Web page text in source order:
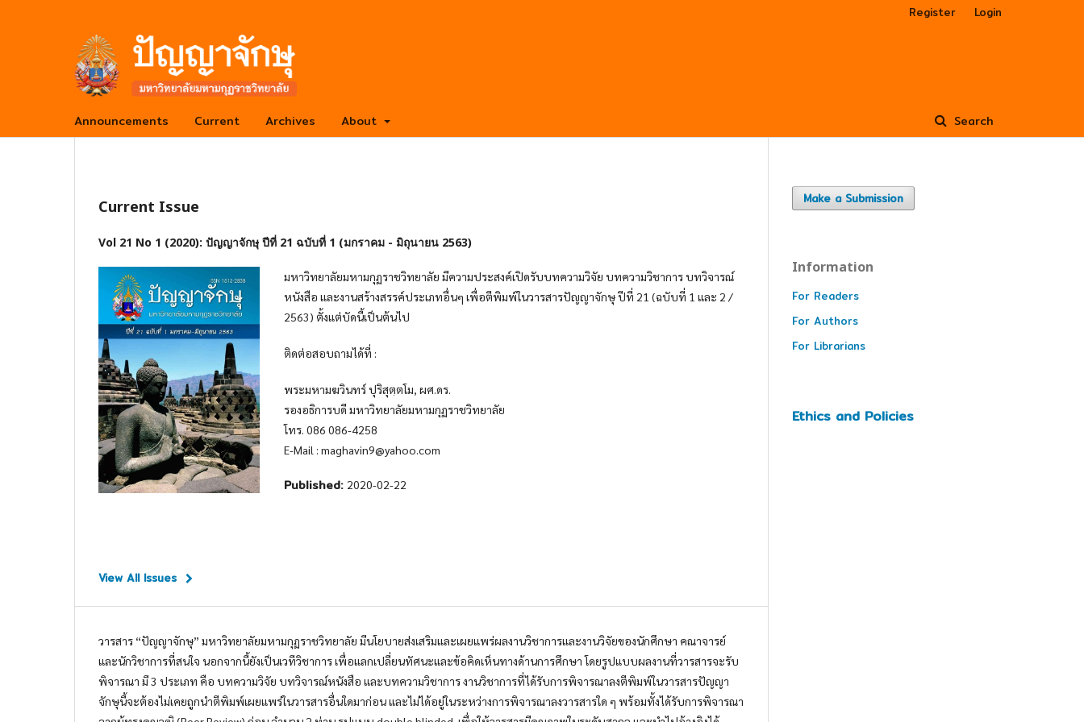
Announcements Current Archives About Search
Register Login
Current Issue
Vol 21 No 1 (2020): ปัญญาจักษุ ปีที่ 21 ฉบับที่ 1 (มกราคม - มิถุนายน 2563)
มหาวิทยาลัยมหามกุฏราชวิทยาลัย มีความประสงค์เปิดรับบทความวิจัย บทความวิชาการ บทวิจารณ์
หนังสือ และงานสร้างสรรค์ประเภทอื่นๆ เพื่อตีพิมพ์ในวารสารปัญญาจักษุ ปีที่ 21 (ฉบับที่ 1 และ 2 /
2563) ตั้งแต่บัดนี้เป็นต้นไป
ติดต่อสอบถามได้ที่ :
พระมหามฆวินทร์ ปุริสุตฺตโม, ผศ.ดร.
รองอธิการบดี มหาวิทยาลัยมหามกุฏราชวิทยาลัย
โทร. 086 086-4258
E-Mail : maghavin9@yahoo.com
Published: 2020-02-22
View All Issues
วารสาร “ปัญญาจักษุ” มหาวิทยาลัยมหามกุฏราชวิทยาลัย มีนโยบายส่งเสริมและเผยแพร่ผลงานวิชาการและงานวิจัยของนักศึกษา คณาจารย์
และนักวิชาการที่สนใจ นอกจากนี้ยังเป็นเวทีวิชาการ เพื่อแลกเปลี่ยนทัศนะและข้อคิดเห็นทางด้านการศึกษา โดยรูปแบบผลงานที่วารสารจะรับ
พิจารณา มี 3 ประเภท คือ บทความวิจัย บทวิจารณ์หนังสือ และบทความวิชาการ งานวิชาการที่ได้รับการพิจารณาลงตีพิมพ์ในวารสารปัญญา
จักษุนี้จะต้องไม่เคยถูกนำตีพิมพ์เผยแพร่ในวารสารอื่นใดมาก่อน และไม่ได้อยู่ในระหว่างการพิจารณาลงวารสารใด ๆ พร้อมทั้งได้รับการพิจารณา
Make a Submission
Information
For Readers
For Authors
For Librarians
Ethics and Policies